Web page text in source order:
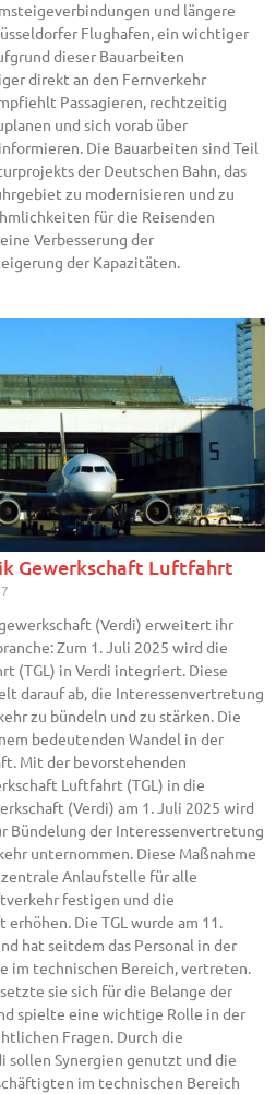
und längere
Flughafen, ein wichtiger
dieser Bauarbeiten
direkt an den Fernverkehr
Passagieren, rechtzeitig
und sich vorab über
Die Bauarbeiten sind Teil
der Deutschen Bahn, das
zu modernisieren und zu
für die Reisenden
Verbesserung der
der Kapazitäten.
Gewerkschaft Luftfahrt
(Verdi) erweitert ihr
Zum 1. Juli 2025 wird die
(TGL) in Verdi integriert. Diese
darauf ab, die Interessenvertretung
zu bündeln und zu stärken. Die
bedeutenden Wandel in der
Mit der bevorstehenden
Luftfahrt (TGL) in die
(Verdi) am 1. Juli 2025 wird
Bündelung der Interessenvertretung
unternommen. Diese Maßnahme
Anlaufstelle für alle
festigen und die
Die TGL wurde am 11.
hat seitdem das Personal in der
im technischen Bereich, vertreten.
sie sich für die Belange der
spielte eine wichtige Rolle in der
Fragen. Durch die
sollen Synergien genutzt und die
im technischen Bereich